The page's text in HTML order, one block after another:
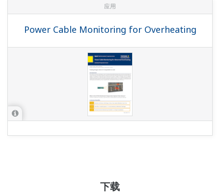
应用
Power Cable Monitoring for Overheating
下载